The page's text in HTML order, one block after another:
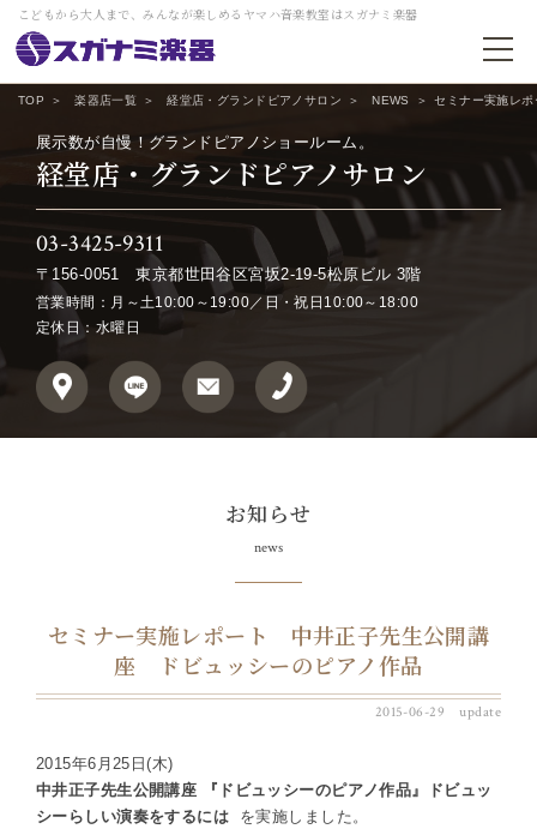
こどもから大人まで、みんなが楽しめるヤマハ音楽教室はスガナミ楽器
TOP 楽器店一覧 経堂店・グランドピアノサロン NEWS セミナー実施レ
展示数が自慢！グランドピアノショールーム。
経堂店・グランドピアノサロン
03-3425-9311
〒156-0051東京都世田谷区宮坂2-19-5松原ビル 3階
営業時間：月～土10:00～19:00／日・祝日10:00～18:00
定休日：水曜日
お知らせ
news
セミナー実施レポート 中井正子先生公開講
座 ドビュッシーのピアノ作品
2015-06-29 update
2015年6月25日(木)
中井正子先生公開講座 『ドビュッシーのピアノ作品』ドビュッ
シーらしい演奏をするには を実施しました。